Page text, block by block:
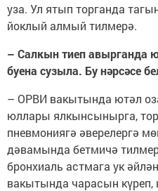
уза. Ул ятып торганда
йоклый алмый тилмерә.
– Салкын тиеп авырганда
буена сузыла. Бу нәрсәсе
– ОРВИ вакытында ютәл
юллары ялкынсынырга,
пневмониягә әверелергә
дәвамында бетмичә
бронхиаль астмага ук
вакытында чарасын